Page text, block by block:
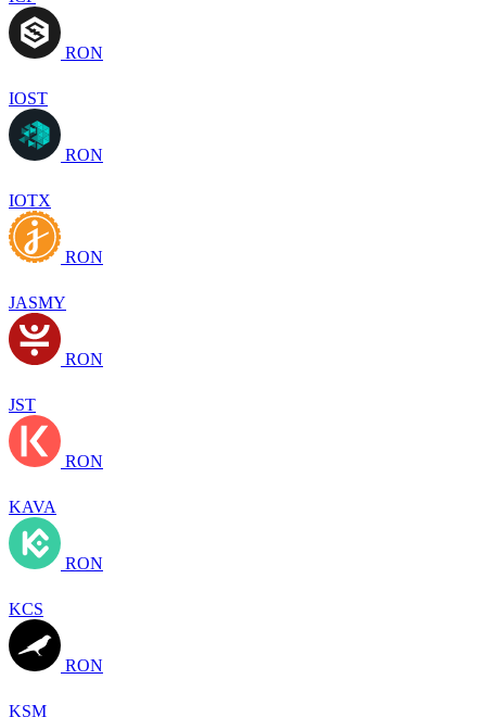
RON
IOST
RON
IOTX
RON
JASMY
RON
JST
RON
KAVA
RON
KCS
RON
KSM